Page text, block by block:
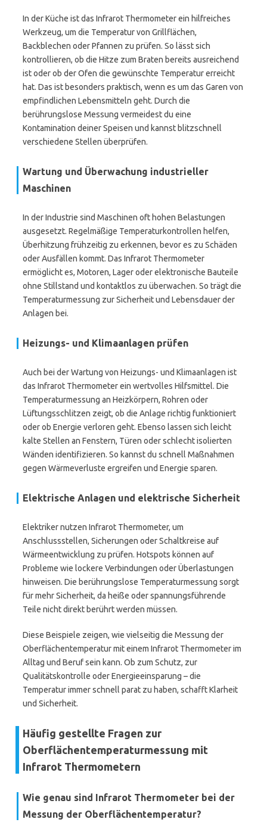
In der Küche ist das Infrarot Thermometer ein hilfreiches
Werkzeug, um die Temperatur von Grillflächen,
Backblechen oder Pfannen zu prüfen. So lässt sich
kontrollieren, ob die Hitze zum Braten bereits ausreichend
ist oder ob der Ofen die gewünschte Temperatur erreicht
hat. Das ist besonders praktisch, wenn es um das Garen von
empfindlichen Lebensmitteln geht. Durch die
berührungslose Messung vermeidest du eine
Kontamination deiner Speisen und kannst blitzschnell
verschiedene Stellen überprüfen.
Wartung und Überwachung industrieller
Maschinen
In der Industrie sind Maschinen oft hohen Belastungen
ausgesetzt. Regelmäßige Temperaturkontrollen helfen,
Überhitzung frühzeitig zu erkennen, bevor es zu Schäden
oder Ausfällen kommt. Das Infrarot Thermometer
ermöglicht es, Motoren, Lager oder elektronische Bauteile
ohne Stillstand und kontaktlos zu überwachen. So trägt die
Temperaturmessung zur Sicherheit und Lebensdauer der
Anlagen bei.
Heizungs- und Klimaanlagen prüfen
Auch bei der Wartung von Heizungs- und Klimaanlagen ist
das Infrarot Thermometer ein wertvolles Hilfsmittel. Die
Temperaturmessung an Heizkörpern, Rohren oder
Lüftungsschlitzen zeigt, ob die Anlage richtig funktioniert
oder ob Energie verloren geht. Ebenso lassen sich leicht
kalte Stellen an Fenstern, Türen oder schlecht isolierten
Wänden identifizieren. So kannst du schnell Maßnahmen
gegen Wärmeverluste ergreifen und Energie sparen.
Elektrische Anlagen und elektrische Sicherheit
Elektriker nutzen Infrarot Thermometer, um
Anschlussstellen, Sicherungen oder Schaltkreise auf
Wärmeentwicklung zu prüfen. Hotspots können auf
Probleme wie lockere Verbindungen oder Überlastungen
hinweisen. Die berührungslose Temperaturmessung sorgt
für mehr Sicherheit, da heiße oder spannungsführende
Teile nicht direkt berührt werden müssen.
Diese Beispiele zeigen, wie vielseitig die Messung der
Oberflächentemperatur mit einem Infrarot Thermometer im
Alltag und Beruf sein kann. Ob zum Schutz, zur
Qualitätskontrolle oder Energieeinsparung – die
Temperatur immer schnell parat zu haben, schafft Klarheit
und Sicherheit.
Häufig gestellte Fragen zur
Oberflächentemperaturmessung mit
Infrarot Thermometern
Wie genau sind Infrarot Thermometer bei der
Messung der Oberflächentemperatur?